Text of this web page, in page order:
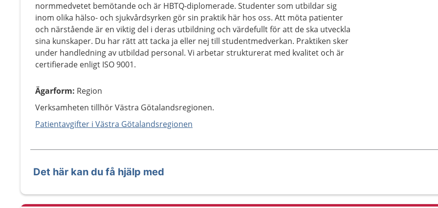
normmedvetet bemötande och är HBTQ-diplomerade. Studenter som utbildar sig
inom olika hälso- och sjukvårdsyrken gör sin praktik här hos oss. Att möta patienter
och närstående är en viktig del i deras utbildning och värdefullt för att de ska utveckla
sina kunskaper. Du har rätt att tacka ja eller nej till studentmedverkan. Praktiken sker
under handledning av utbildad personal. Vi arbetar strukturerat med kvalitet och är
certifierade enligt ISO 9001.
Ägarform: Region
Verksamheten tillhör Västra Götalandsregionen.
Patientavgifter i Västra Götalandsregionen
Det här kan du få hjälp med